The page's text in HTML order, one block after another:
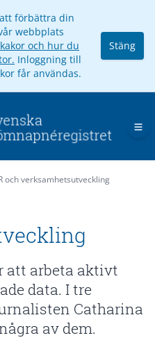
förbättra din
webbplats
och hur du
Inloggning till
får användas.
Stäng
och verksamhetsutveckling
att arbeta aktivt
data. I tre
Catharina
av dem.